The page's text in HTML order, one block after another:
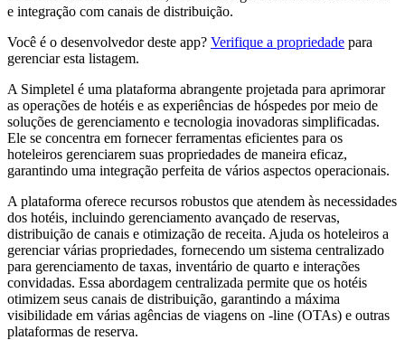
e integração com canais de distribuição.
Você é o desenvolvedor deste app? Verifique a propriedade para
gerenciar esta listagem.
A Simpletel é uma plataforma abrangente projetada para aprimorar
as operações de hotéis e as experiências de hóspedes por meio de
soluções de gerenciamento e tecnologia inovadoras simplificadas.
Ele se concentra em fornecer ferramentas eficientes para os
hoteleiros gerenciarem suas propriedades de maneira eficaz,
garantindo uma integração perfeita de vários aspectos operacionais.
A plataforma oferece recursos robustos que atendem às necessidades
dos hotéis, incluindo gerenciamento avançado de reservas,
distribuição de canais e otimização de receita. Ajuda os hoteleiros a
gerenciar várias propriedades, fornecendo um sistema centralizado
para gerenciamento de taxas, inventário de quarto e interações
convidadas. Essa abordagem centralizada permite que os hotéis
otimizem seus canais de distribuição, garantindo a máxima
visibilidade em várias agências de viagens on -line (OTAs) e outras
plataformas de reserva.